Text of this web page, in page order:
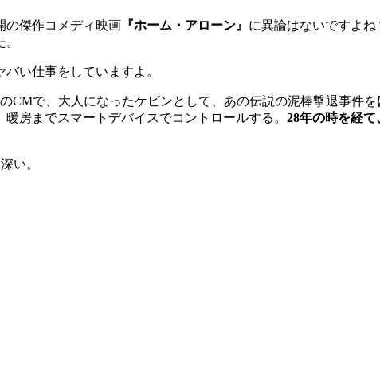
の傑作コメディ映画 『ホーム・アローン』 に異論はないですよ
バい仕事をしていますよ。
CMで、大人になったケビンとして、あの伝説の泥棒撃退事件を
房までスマートデバイスでコントロールする。 28年の時を経
い。